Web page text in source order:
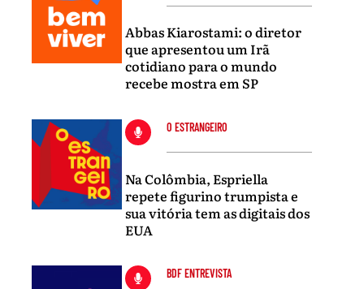
Abbas Kiarostami: o diretor
que apresentou um Irã
cotidiano para o mundo
recebe mostra em SP
O ESTRANGEIRO
Na Colômbia, Espriella
repete figurino trumpista e
sua vitória tem as digitais dos
EUA
BDF ENTREVISTA